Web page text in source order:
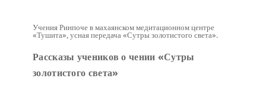
Учения Ринпоче в махаянском медитационном центре
«Тушита», усная передача «Сутры золотистого света».
Рассказы учеников о чении «Сутры
золотистого света»